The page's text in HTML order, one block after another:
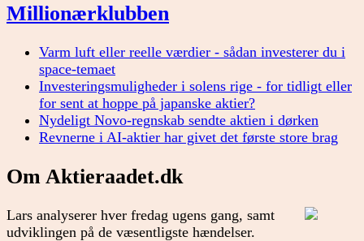
Millionærklubben
Varm luft eller reelle værdier - sådan investerer du i
space-temaet
Investeringsmuligheder i solens rige - for tidligt eller
for sent at hoppe på japanske aktier?
Nydeligt Novo-regnskab sendte aktien i dørken
Revnerne i AI-aktier har givet det første store brag
Om Aktieraadet.dk
Lars analyserer hver fredag ugens gang, samt
udviklingen på de væsentligste hændelser.